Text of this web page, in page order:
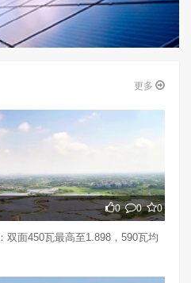
更多
0 0 0
双面450瓦最高至1.898，590瓦均